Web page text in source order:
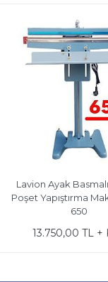
Lavion Ayak
Poşet Yapıştırma
650
13.750,00 TL +